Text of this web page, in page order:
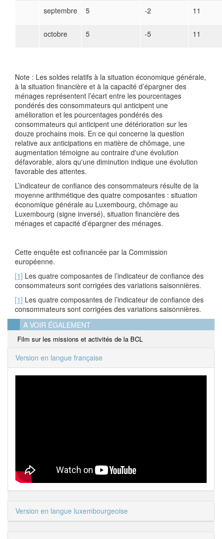
septembre 5 -2 11
octobre 5 -5 11
Note : Les soldes relatifs à la situation économique générale,
à la situation financière et à la capacité d’épargner des
ménages représentent l’écart entre les pourcentages
pondérés des consommateurs qui anticipent une
amélioration et les pourcentages pondérés des
consommateurs qui anticipent une détérioration sur les
douze prochains mois. En ce qui concerne la question
relative aux anticipations en matière de chômage, une
augmentation témoigne au contraire d'une évolution
défavorable, alors qu'une diminution indique une évolution
favorable des attentes.
L’indicateur de confiance des consommateurs résulte de la
moyenne arithmétique des quatre composantes : situation
économique générale au Luxembourg, chômage au
Luxembourg (signe inversé), situation financière des
ménages et capacité d’épargner des ménages.
Cette enquête est cofinancée par la Commission
européenne.
[1] Les quatre composantes de l’indicateur de confiance des
consommateurs sont corrigées des variations saisonnières.
[1] Les quatre composantes de l’indicateur de confiance des
consommateurs sont corrigées des variations saisonnières.
A VOIR ÉGALEMENT
Film sur les missions et activités de la BCL
Version en langue française
Version en langue luxembourgeoise